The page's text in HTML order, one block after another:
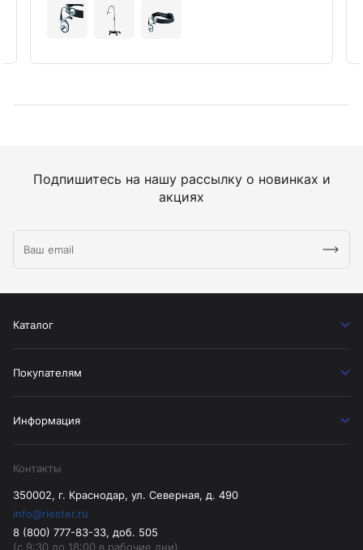
Подпишитесь на нашу рассылку о новинках и
акциях
Каталог
Покупателям
Информация
Контакты
350002, г. Краснодар, ул. Северная, д. 490
info@riester.ru
8 (800) 777-83-33, доб. 505
(с 9:30 до 18:00 в рабочие дни)